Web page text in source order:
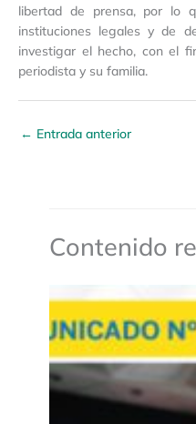
libertad de prensa, por lo
instituciones legales y de
investigar el hecho, con el
periodista y su familia.
← Entrada anterior
Contenido